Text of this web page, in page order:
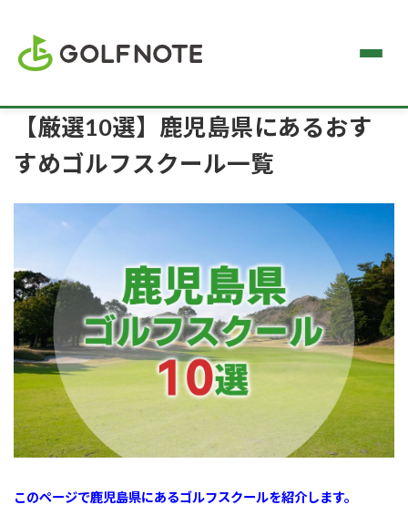
【厳選10選】鹿児島県にあるおす
すめゴルフスクール一覧
このページで鹿児島県にあるゴルフスクールを紹介します。